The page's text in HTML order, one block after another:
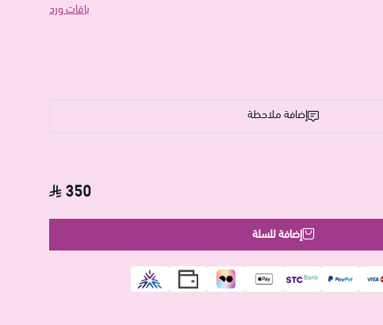
باقات ورد
إضافة ملاحظة
350
إضافة للسلة